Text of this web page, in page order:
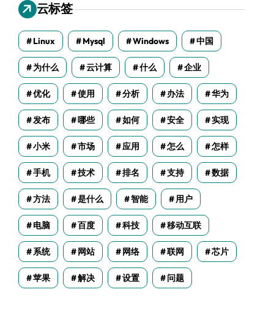
云标签
Linux Mysql Windows 中国
为什么 云计算 什么 企业
优化 使用 分析 办法 华为
发布 哪些 如何 安全 实现
小米 市场 应用 怎么 怎样
手机 技术 排名 支持 数据
方法 是什么 智能 用户
电脑 百度 科技 移动互联
系统 网站 网络 联网 芯片
苹果 解决 设置 问题